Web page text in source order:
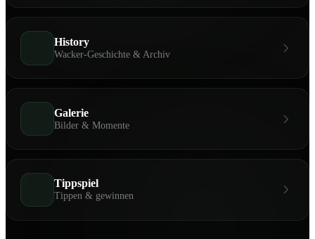
History
Wacker-Geschichte & Archiv
Galerie
Bilder & Momente
Tippspiel
Tippen & gewinnen